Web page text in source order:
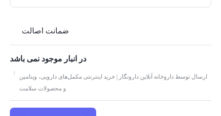
ضمانت اصالت
در انبار موجود نمی باشد
ارسال توسط داروخانه آنلاین دارونگار | خرید اینترنتی مکمل‌های دارویی، ویتامین
و محصولات سلامت